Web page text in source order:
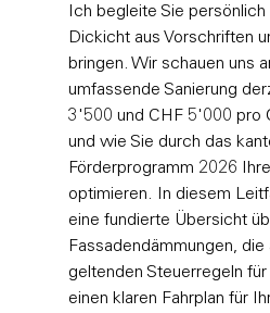
Ich begleite Sie
Dickicht aus Vorschriften
bringen. Wir schauen uns
umfassende Sanierung
3'500 und CHF 5'000 pro
und wie Sie durch das
Förderprogramm 2026
optimieren. In diesem
eine fundierte Übersicht
Fassadendämmungen,
geltenden Steuerregeln
einen klaren Fahrplan für